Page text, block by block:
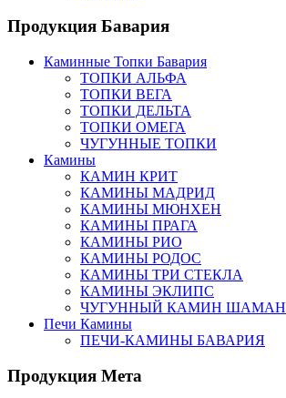
Продукция Бавария
Каминные Топки Бавария
ТОПКИ АЛЬФА
ТОПКИ ВЕГА
ТОПКИ ДЕЛЬТА
ТОПКИ ОМЕГА
ЧУГУННЫЕ ТОПКИ
Камины
КАМИН КРИТ
КАМИНЫ МАДРИД
КАМИНЫ МЮНХЕН
КАМИНЫ ПРАГА
КАМИНЫ РИО
КАМИНЫ РОДОС
КАМИНЫ ТРИ СТЕКЛА
КАМИНЫ ЭКЛИПС
ЧУГУННЫЙ КАМИН ШАМАН
Печи Камины
ПЕЧИ-КАМИНЫ БАВАРИЯ
Продукция Мета